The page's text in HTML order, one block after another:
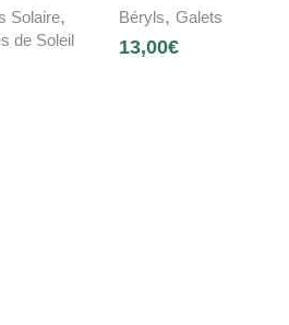
Solaire,
de Soleil
Béryls, Galets
13,00€